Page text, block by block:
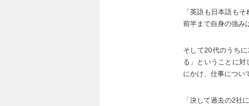
「英語も日本語も
前半まで自身の強み
そして20代のうち
る」ということに
にかけ、仕事につい
「決して過去の2社